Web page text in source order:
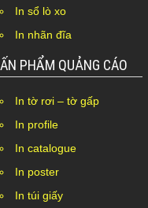
In sổ lò xo
In nhãn đĩa
ẤN PHẨM QUẢNG CÁO
In tờ rơi – tờ gấp
In profile
In catalogue
In poster
In túi giấy